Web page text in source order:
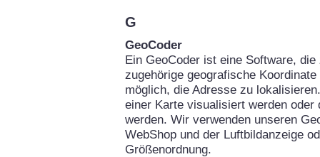
G
GeoCoder
Ein GeoCoder ist eine Software,
zugehörige geografische
möglich, die Adresse zu
einer Karte visualisiert werden
werden. Wir verwenden unseren
WebShop und der Luftbildanzeige
Größenordnung.